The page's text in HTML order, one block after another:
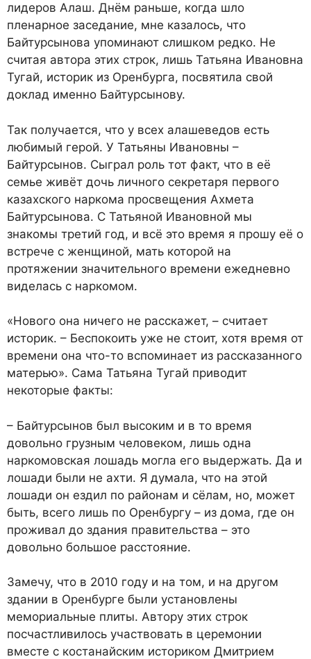
лидеров Алаш. Днём раньше, когда шло
пленарное заседание, мне казалось, что
Байтурсынова упоминают слишком редко. Не
считая автора этих строк, лишь Татьяна Ивановна
Тугай, историк из Оренбурга, посвятила свой
доклад именно Байтурсынову.
Так получается, что у всех алашеведов есть
любимый герой. У Татьяны Ивановны –
Байтурсынов. Сыграл роль тот факт, что в её
семье живёт дочь личного секретаря первого
казахского наркома просвещения Ахмета
Байтурсынова. С Татьяной Ивановной мы
знакомы третий год, и всё это время я прошу её о
встрече с женщиной, мать которой на
протяжении значительного времени ежедневно
виделась с наркомом.
«Нового она ничего не расскажет, – считает
историк. – Беспокоить уже не стоит, хотя время от
времени она что-то вспоминает из рассказанного
матерью». Сама Татьяна Тугай приводит
некоторые факты:
– Байтурсынов был высоким и в то время
довольно грузным человеком, лишь одна
наркомовская лошадь могла его выдержать. Да и
лошади были не ахти. Я думала, что на этой
лошади он ездил по районам и сёлам, но, может
быть, всего лишь по Оренбургу – из дома, где он
проживал до здания правительства – это
довольно большое расстояние.
Замечу, что в 2010 году и на том, и на другом
здании в Оренбурге были установлены
мемориальные плиты. Автору этих строк
посчастливилось участвовать в церемонии
вместе с костанайским историком Дмитрием